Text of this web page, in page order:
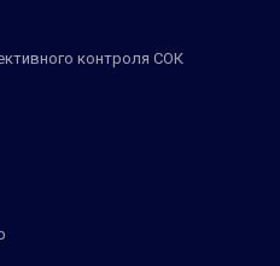
контроля СОК